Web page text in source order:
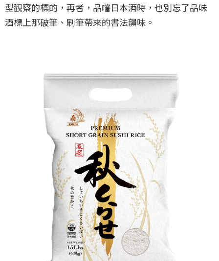
型觀察的標的，再者，品嚐日本酒時，也別忘了品味
酒標上那破筆、刷筆帶來的書法韻味。